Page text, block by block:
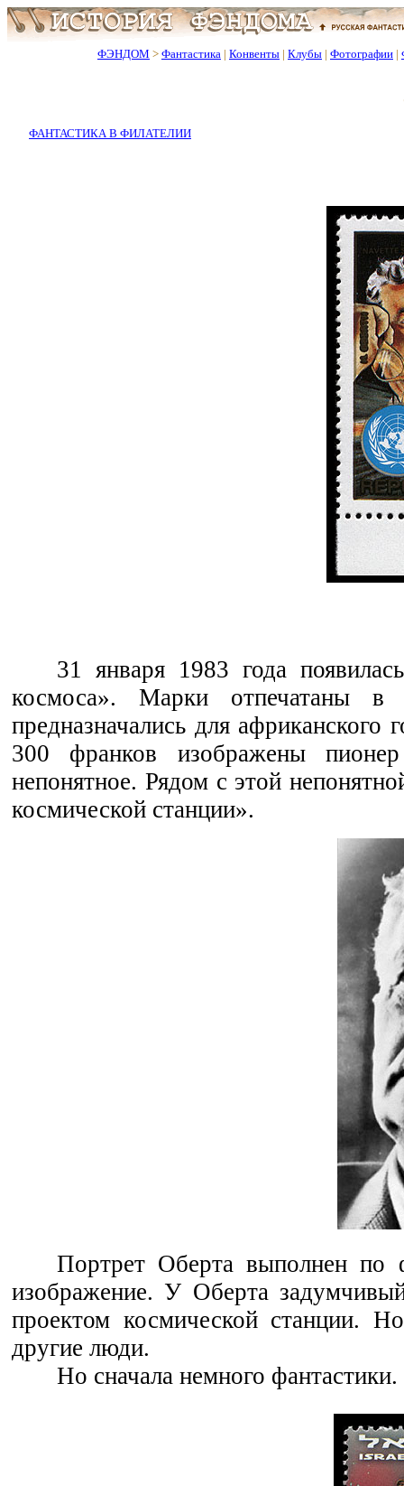
ФЭНДОМ > Фантастика | Конвенты | Клубы | Фотографии |
ФАНТАСТИКА В ФИЛАТЕЛИИ
31 января 1983 года
космоса». Марки отпечатаны
предназначались для
300 франков изображены
непонятное. Рядом с этой
космической станции».
Портрет Оберта выполнен по
изображение. У Оберта
проектом космической станции.
другие люди.
Но сначала немного фантастики.